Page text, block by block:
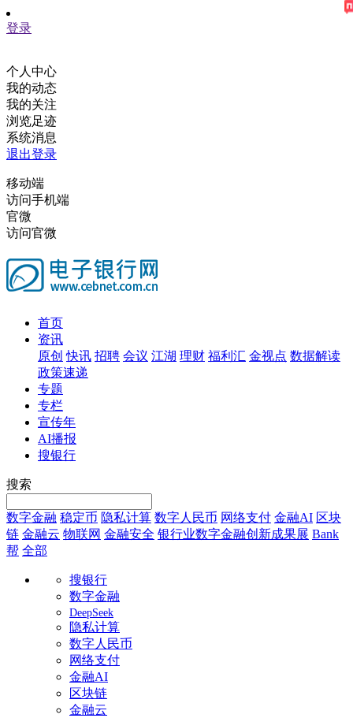
登录
个人中心
我的动态
我的关注
浏览足迹
系统消息
退出登录
移动端
访问手机端
官微
访问官微
首页
资讯
原创 快讯 招聘 会议 江湖 理财 福利汇 金视点 数据解读
政策速递
专题
专栏
宣传年
AI播报
搜银行
搜索
数字金融 稳定币 隐私计算 数字人民币 网络支付 金融AI 区块
链 金融云 物联网 金融安全 银行业数字金融创新成果展 Bank
帮 全部
搜银行
数字金融
DeepSeek
隐私计算
数字人民币
网络支付
金融AI
区块链
金融云